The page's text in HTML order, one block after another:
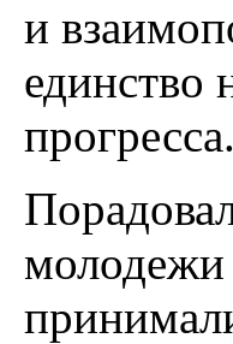
и
единство
прогресса.
молодежи